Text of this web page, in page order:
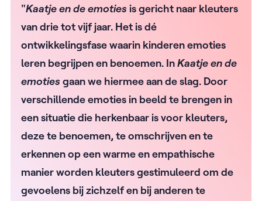
"Kaatje en de emoties is gericht naar kleuters
van drie tot vijf jaar. Het is dé
ontwikkelingsfase waarin kinderen emoties
leren begrijpen en benoemen. InKaatje en de
emotiesgaan we hiermee aan de slag. Door
verschillende emoties in beeld te brengen in
een situatie die herkenbaar is voor kleuters,
deze te benoemen, te omschrijven en te
erkennen op een warme en empathische
manier worden kleuters gestimuleerd om de
gevoelens bij zichzelf en bij anderen te